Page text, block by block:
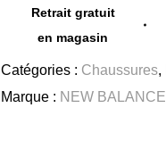
Retrait gratuit
en magasin
Catégories : Chaussures,
Marque : NEW BALANCE